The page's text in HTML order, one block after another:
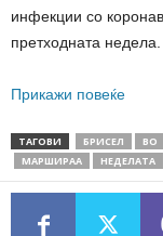
инфекции со
претходната недела.
Прикажи повеќе
ТАГОВИ БРИСЕЛ ВО
МАРШИРАА
НЕДЕЛАТА